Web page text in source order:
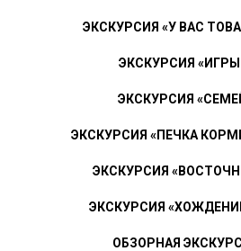
ЭКСКУРСИЯ «У ВАС
ЭКСКУРСИЯ
ЭКСКУРСИЯ
ЭКСКУРСИЯ «ПЕЧКА
ЭКСКУРСИЯ
ЭКСКУРСИЯ
ОБЗОРНАЯ